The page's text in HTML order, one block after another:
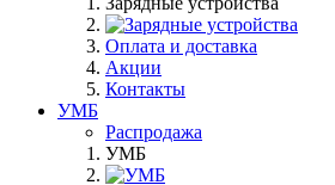
Оплата и доставка
Акции
Контакты
УМБ
Распродажа
УМБ